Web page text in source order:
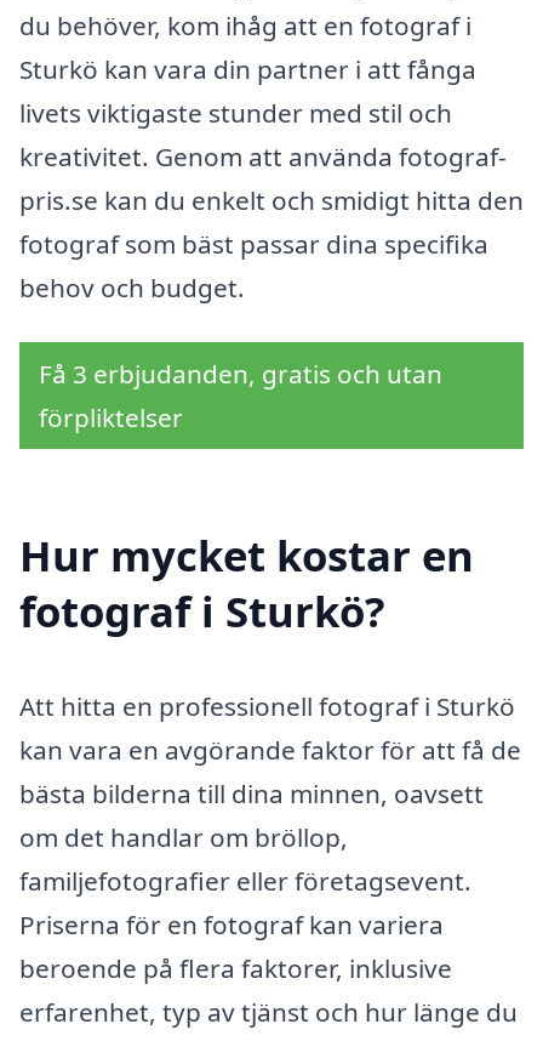
du behöver, kom ihåg att en fotograf i
Sturkö kan vara din partner i att fånga
livets viktigaste stunder med stil och
kreativitet. Genom att använda fotograf-
pris.se kan du enkelt och smidigt hitta den
fotograf som bäst passar dina specifika
behov och budget.
Få 3 erbjudanden, gratis och utan
förpliktelser
Hur mycket kostar en
fotograf i Sturkö?
Att hitta en professionell fotograf i Sturkö
kan vara en avgörande faktor för att få de
bästa bilderna till dina minnen, oavsett
om det handlar om bröllop,
familjefotografier eller företagsevent.
Priserna för en fotograf kan variera
beroende på flera faktorer, inklusive
erfarenhet, typ av tjänst och hur länge du